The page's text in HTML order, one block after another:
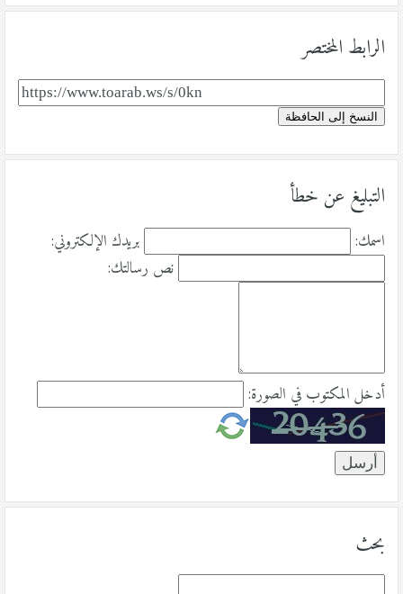
الرابط المختصر
النسخ إلى الحافظة
التبليغ عن خطأ
اسمك:
بريدك الإلكتروني:
نص رسالتك:
أدخل المكتوب في الصورة:
بحث